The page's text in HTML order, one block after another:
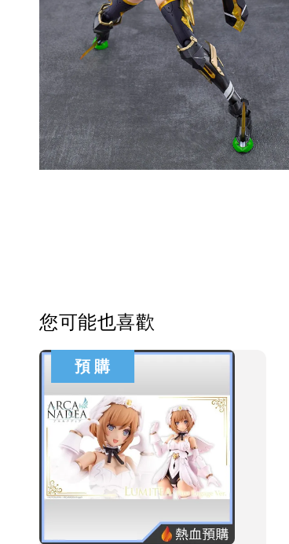
您可能也喜歡
預 購